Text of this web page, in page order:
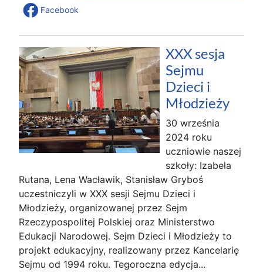
Facebook
XXX sesja
Sejmu
Dzieci i
Młodzieży
30 września
2024 roku
uczniowie naszej
szkoły: Izabela
Rutana, Lena Wacławik, Stanisław Gryboś
uczestniczyli w XXX sesji Sejmu Dzieci i
Młodzieży, organizowanej przez Sejm
Rzeczypospolitej Polskiej oraz Ministerstwo
Edukacji Narodowej. Sejm Dzieci i Młodzieży to
projekt edukacyjny, realizowany przez Kancelarię
Sejmu od 1994 roku. Tegoroczna edycja...